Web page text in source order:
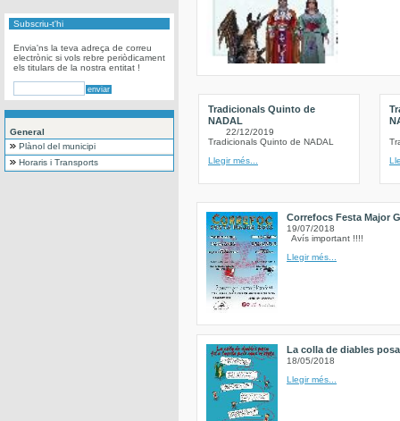
Subscriu-t'hi
Envia'ns la teva adreça de correu
electrònic si vols rebre periòdicament
els titulars de la nostra entitat !
General
Plànol del municipi
Horaris i Transports
Tradicionals Quinto de
NADAL
22/12/2019
Tradicionals Quinto de NADAL
Llegir més...
Correfocs Festa Major
19/07/2018
Avís important !!!!
Llegir més...
La colla de diables
18/05/2018
Llegir més...